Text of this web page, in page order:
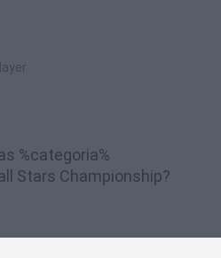
%categoria%
Stars Championship?